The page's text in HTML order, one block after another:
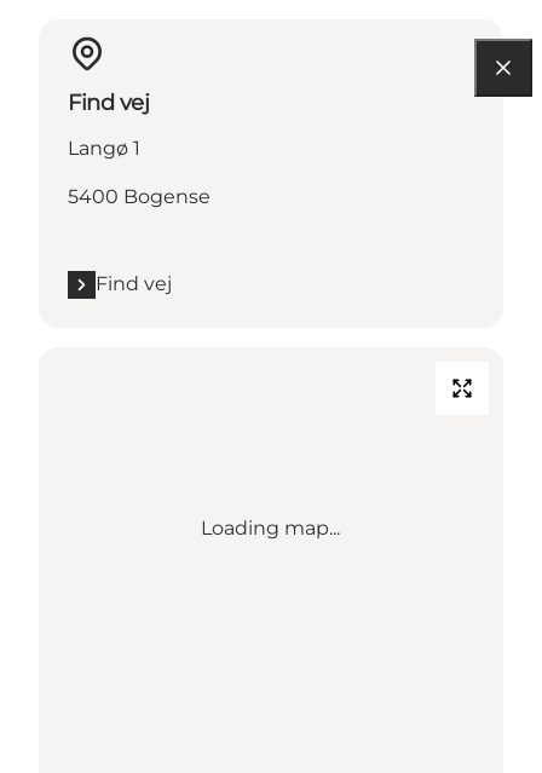
Find vej
Langø 1
5400 Bogense
Find vej
Loading map...